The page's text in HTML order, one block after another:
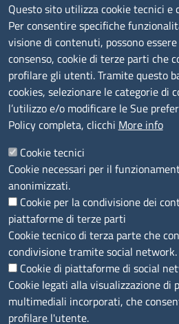
SERVIZIO REALIZZATO DA
SEGUICI SU
MENÙ PRIVACY
Note legali Privacy e cookie policy
© 2023
Questo sito utilizza cookie tecnici
Per consentire specifiche
visione di contenuti, possono
consenso, cookie di terze parti che
profilare gli utenti. Tramite questo
cookies, selezionare le categorie di
l’utilizzo e/o modificare le Sue
Policy completa, clicchi More info
Cookie tecnici
Cookie necessari per il
anonimizzati.
Cookie per la condivisione dei
piattaforme di terze parti
Cookie tecnico di terza parte che
condivisione tramite social network.
Cookie di piattaforme di social
Cookie legati alla visualizzazione di
multimediali incorporati, che
profilare l'utente.